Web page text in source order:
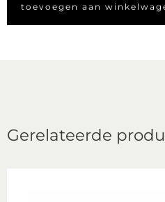
toevoegen aan
Gerelateerde